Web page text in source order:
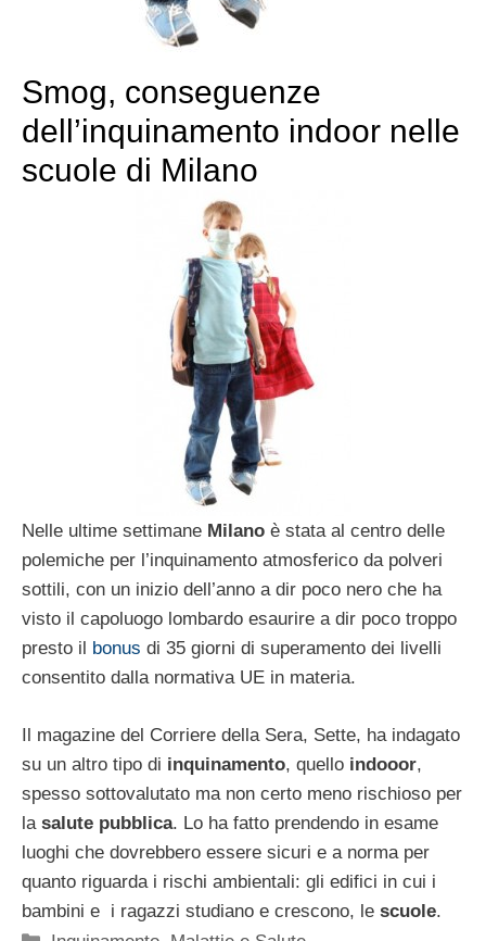
Smog, conseguenze
dell’inquinamento indoor nelle
scuole di Milano
Nelle ultime settimane Milano è stata al centro delle
polemiche per l’inquinamento atmosferico da polveri
sottili, con un inizio dell’anno a dir poco nero che ha
visto il capoluogo lombardo esaurire a dir poco troppo
presto il
bonus di 35 giorni di superamento dei livelli
consentito dalla normativa UE in materia.
Il magazine del Corriere della Sera, Sette, ha indagato
su un altro tipo di inquinamento, quello indooor,
spesso sottovalutato ma non certo meno rischioso per
la salute pubblica. Lo ha fatto prendendo in esame
luoghi che dovrebbero essere sicuri e a norma per
quanto riguarda i rischi ambientali: gli edifici in cui i
bambini e i ragazzi studiano e crescono, le scuole.